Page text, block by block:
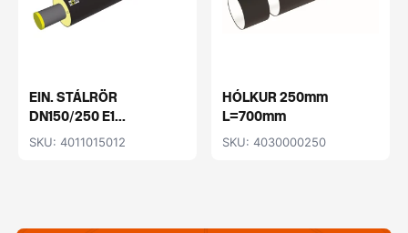
EIN. STÁLRÖR
DN150/250 E1...
SKU: 4011015012
HÓLKUR 250mm
L=700mm
SKU: 4030000250